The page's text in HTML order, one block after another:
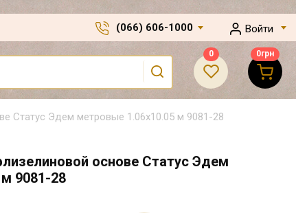
(066) 606-1000 Войти
0 0грн
Статус Эдем метровые 1.06х10.05 м 9081-28
основе Статус Эдем
9081-28